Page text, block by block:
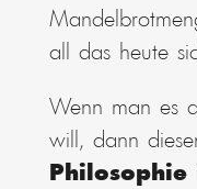
all das heute
Wenn man es
will, dann